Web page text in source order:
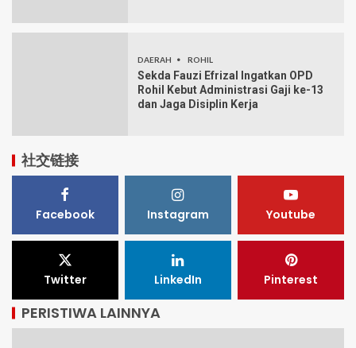
DAERAH ROHIL
Sekda Fauzi Efrizal Ingatkan OPD
Rohil Kebut Administrasi Gaji ke-13
dan Jaga Disiplin Kerja
社交链接
Facebook Instagram Youtube
Twitter LinkedIn Pinterest
PERISTIWA LAINNYA